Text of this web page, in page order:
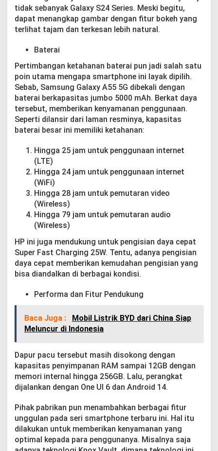
tidak sebanyak Galaxy S24 Series. Meski begitu,
dapat menangkap gambar dengan fitur bokeh yang
terlihat tajam dan terkesan lebih natural.
Baterai
Pertimbangan ketahanan baterai pun jadi salah satu
poin utama mengapa smartphone ini layak dipilih.
Sebab, Samsung Galaxy A55 5G dibekali dengan
baterai berkapasitas jumbo 5000 mAh. Berkat daya
tersebut, memberikan kenyamanan penggunaan.
Seperti dilansir dari laman resminya, kapasitas
baterai besar ini memiliki ketahanan:
Hingga 25 jam untuk penggunaan internet
(LTE)
Hingga 24 jam untuk penggunaan internet
(WiFi)
Hingga 28 jam untuk pemutaran video
(Wireless)
Hingga 79 jam untuk pemutaran audio
(Wireless)
HP ini juga mendukung untuk pengisian daya cepat
Super Fast Charging 25W. Tentu, adanya pengisian
daya cepat memberikan kemudahan pengisian yang
bisa diandalkan di berbagai kondisi.
Performa dan Fitur Pendukung
Baca Juga :
Mobil Listrik BYD dari China Siap
Meluncur di Indonesia
Dapur pacu tersebut masih disokong dengan
kapasitas penyimpanan RAM sampai 12GB dengan
memori internal hingga 256GB. Lalu, perangkat
dijalankan dengan One UI 6 dan Android 14.
Pihak pabrikan pun menambahkan berbagai fitur
unggulan pada seri smartphone terbaru ini. Hal itu
dilakukan untuk memberikan kenyamanan yang
optimal kepada para penggunanya. Misalnya saja